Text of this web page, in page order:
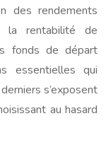
des rendements
la rentabilité de
fonds de départ
essentielles qui
s’exposent
au hasard